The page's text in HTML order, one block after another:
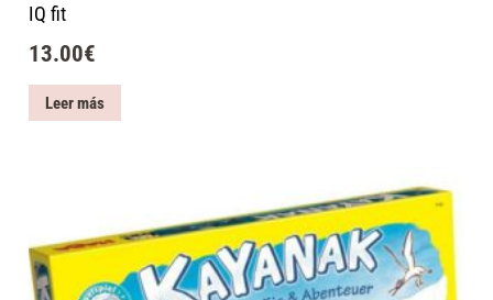
IQ fit
13.00€
Leer más